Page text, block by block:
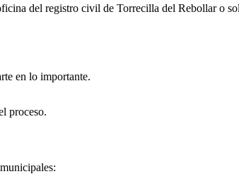
del registro civil de Torrecilla del Rebollaro
en lo importante.
proceso.